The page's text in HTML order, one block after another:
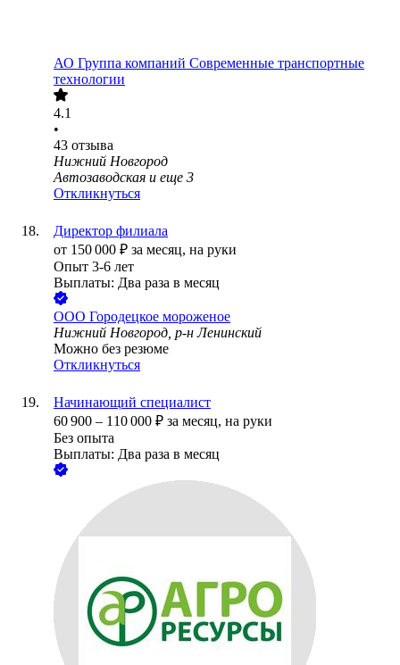
АО Группа компаний Современные транспортные
технологии
4.1
•
43 отзыва
Нижний Новгород
Автозаводская и еще 3
Откликнуться
Директор филиала
от 150 000 ₽ за месяц, на руки
Опыт 3-6 лет
Выплаты: Два раза в месяц
ООО Городецкое мороженое
Нижний Новгород, р-н Ленинский
Можно без резюме
Откликнуться
Начинающий специалист
60 900 – 110 000 ₽ за месяц, на руки
Без опыта
Выплаты: Два раза в месяц